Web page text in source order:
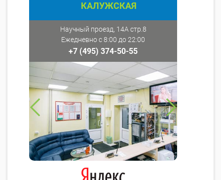
КАЛУЖСКАЯ
Научный проезд, 14А стр.8
Ежедневно с 8:00 до 22:00
+7 (495) 374-50-55